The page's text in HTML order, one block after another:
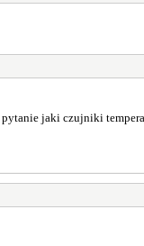
jaki czujniki